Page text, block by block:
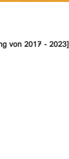
von 2017 - 2023]